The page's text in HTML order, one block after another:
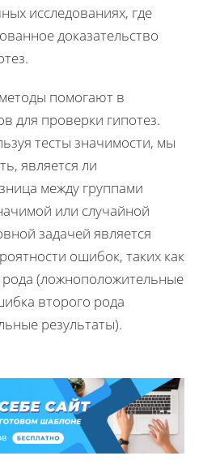
исследованиях, где
доказательство
помогают в
для проверки гипотез.
тесты значимости, мы
является ли
между группами
или случайной
задачей является
ошибок, таких как
(ложноположительные
второго рода
результаты).